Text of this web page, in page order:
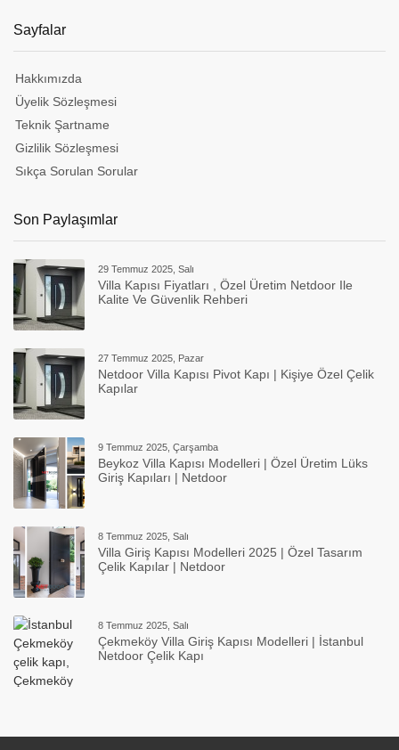
Sayfalar
Hakkımızda
Üyelik Sözleşmesi
Teknik Şartname
Gizlilik Sözleşmesi
Sıkça Sorulan Sorular
Son Paylaşımlar
29 Temmuz 2025, Salı
Villa Kapısı Fiyatları , Özel Üretim Netdoor Ile
Kalite Ve Güvenlik Rehberi
27 Temmuz 2025, Pazar
Netdoor Villa Kapısı Pivot Kapı | Kişiye Özel Çelik
Kapılar
9 Temmuz 2025, Çarşamba
Beykoz Villa Kapısı Modelleri | Özel Üretim Lüks
Giriş Kapıları | Netdoor
8 Temmuz 2025, Salı
Villa Giriş Kapısı Modelleri 2025 | Özel Tasarım
Çelik Kapılar | Netdoor
8 Temmuz 2025, Salı
Çekmeköy Villa Giriş Kapısı Modelleri | İstanbul
Netdoor Çelik Kapı